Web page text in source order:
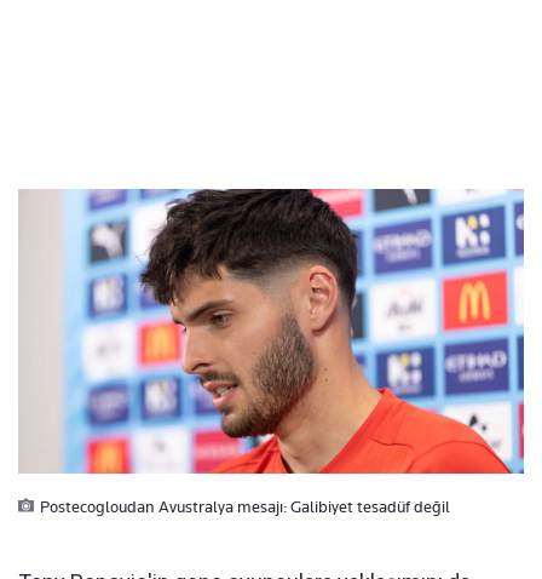
Postecogloudan Avustralya mesajı: Galibiyet tesadüf değil